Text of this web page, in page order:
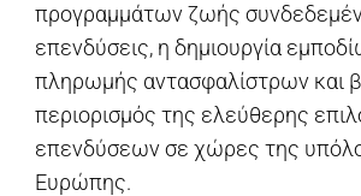
προγραμμάτων ζωής
επενδύσεις, η δημιουργία
πληρωμής αντασφαλίστρων και
περιορισμός της ελεύθερης
επενδύσεων σε χώρες της
Ευρώπης.